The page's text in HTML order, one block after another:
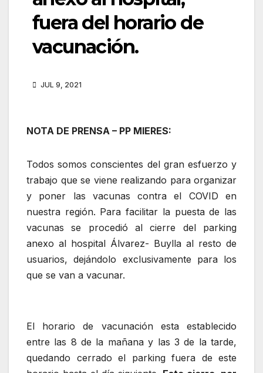
fuera del horario de
vacunación.
JUL 9, 2021
NOTA DE PRENSA – PP MIERES:
Todos somos conscientes del gran esfuerzo y
trabajo que se viene realizando para organizar
y poner las vacunas contra el COVID en
nuestra región. Para facilitar la puesta de las
vacunas se procedió al cierre del parking
anexo al hospital Álvarez- Buylla al resto de
usuarios, dejándolo exclusivamente para los
que se van a vacunar.
El horario de vacunación esta establecido
entre las 8 de la mañana y las 3 de la tarde,
quedando cerrado el parking fuera de este